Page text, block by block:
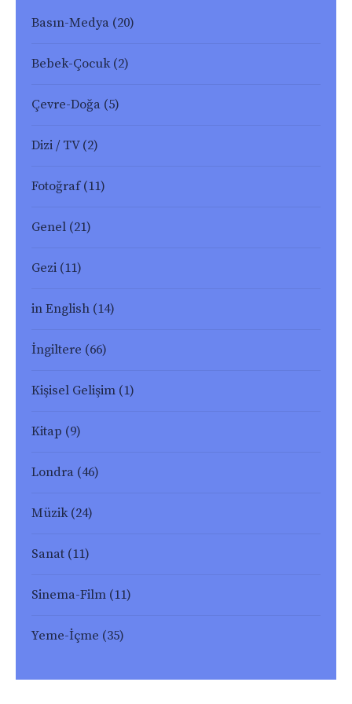
Basın-Medya (20)
Bebek-Çocuk(2)
Çevre-Doğa (5)
Dizi / TV(2)
Fotoğraf(11)
Genel (21)
Gezi (11)
in English (14)
İngiltere (66)
Kişisel Gelişim (1)
Kitap (9)
Londra (46)
Müzik(24)
Sanat (11)
Sinema-Film (11)
Yeme-İçme (35)